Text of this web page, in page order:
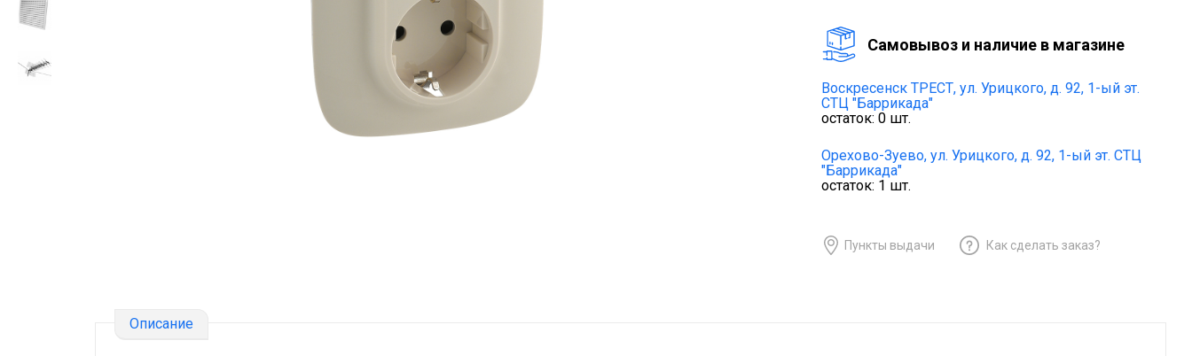
Cамовывоз и наличие в магазине
Воскресенск ТРЕСТ, ул. Урицкого, д. 92, 1-ый эт.
СТЦ "Баррикада"
остаток: 0 шт.
Орехово-Зуево, ул. Урицкого, д. 92, 1-ый эт. СТЦ
"Баррикада"
остаток: 1 шт.
Пункты выдачи Как сделать заказ?
Описание